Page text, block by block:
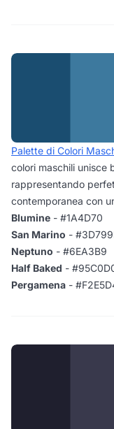
Palette di Colori
colori maschili unisce
rappresentando
contemporanea con
Blumine - #1A4D70
San Marino -
Neptuno - #6EA3B9
Half Baked -
Pergamena -